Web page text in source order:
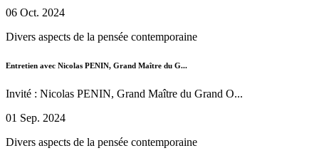
06 Oct. 2024
Divers aspects de la pensée contemporaine
Entretien avec Nicolas PENIN, Grand Maître du G...
Invité : Nicolas PENIN, Grand Maître du Grand O...
01 Sep. 2024
Divers aspects de la pensée contemporaine